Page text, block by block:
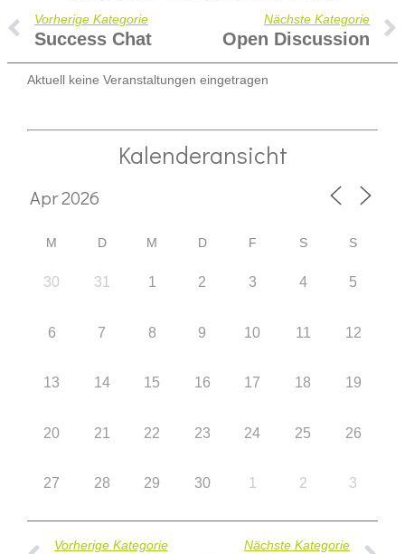
Vorherige Kategorie
Success Chat
Nächste Kategorie
Open Discussion
Aktuell keine Veranstaltungen eingetragen
Kalenderansicht
M D M D F S S
30 31 1 2 3 4 5
6 7 8 9 10 11 12
13 14 15 16 17 18 19
20 21 22 23 24 25 26
27 28 29 30 1 2 3
Vorherige Kategorie Nächste Kategorie